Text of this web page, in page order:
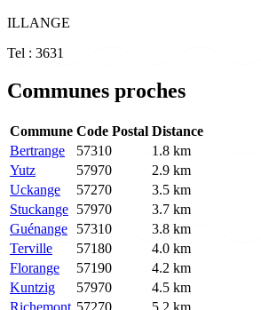
ILLANGE
Tel : 3631
Communes proches
Commune Code Postal Distance
Bertrange
57310
1.8 km
Yutz
57970
2.9 km
Uckange
57270
3.5 km
Stuckange 57970
3.7 km
Guénange
57310
3.8 km
Terville
57180
4.0 km
Florange
57190
4.2 km
Kuntzig
57970
4.5 km
Richemont 57270 5.2 km